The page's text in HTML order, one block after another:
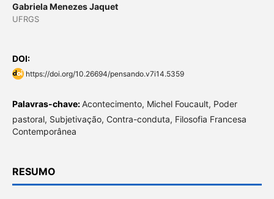
Gabriela Menezes Jaquet
UFRGS
DOI:
https://doi.org/10.26694/pensando.v7i14.5359
Palavras-chave:Acontecimento, Michel Foucault, Poder
pastoral, Subjetivação, Contra-conduta, Filosofia Francesa
Contemporânea
RESUMO